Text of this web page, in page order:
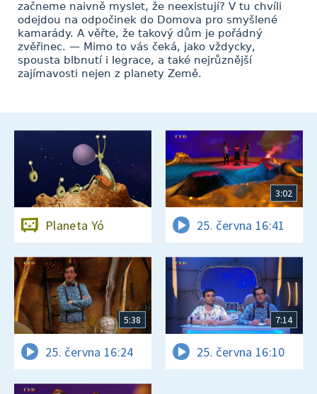
začneme naivně myslet, že neexistují? V tu chvíli
odejdou na odpočinek do Domova pro smyšlené
kamarády. A věřte, že takový dům je pořádný
zvěřinec. — Mimo to vás čeká, jako vždycky,
spousta blbnutí i legrace, a také nejrůznější
zajímavosti nejen z planety Země.
Planeta Yó
3:02
25. června 16:41
5:38
25. června 16:24
7:14
25. června 16:10